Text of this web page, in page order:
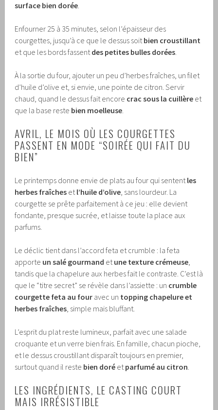
surface bien dorée.
Enfourner 25 à 35 minutes, selon l’épaisseur des
courgettes, jusqu’à ce que le dessus soitbien croustillant
et que les bords fassentdes petites bulles dorées.
À la sortie du four, ajouter un peu d’herbes fraîches, un filet
d’huile d’olive et, si envie, une pointe de citron. Servir
chaud, quand le dessus fait encore crac sous la cuillère et
que la base reste bien moelleuse.
AVRIL, LE MOIS OÙ LES COURGETTES
PASSENT EN MODE “SOIRÉE QUI FAIT DU
BIEN”
Le printemps donne envie de plats au four qui sententles
herbes fraîches etl’huile d’olive, sans lourdeur. La
courgette se prête parfaitement à ce jeu : elle devient
fondante, presque sucrée, et laisse toute la place aux
parfums.
Le déclic tient dans l’accord feta et crumble : la feta
apporte un salé gourmand etune texture crémeuse,
tandis que la chapelure aux herbes fait le contraste. C’est là
que le “titre secret” se révèle dans l’assiette : un crumble
courgette feta au four avec un topping chapelure et
herbes fraîches, simple mais bluffant.
L’esprit du plat reste lumineux, parfait avec une salade
croquante et un verre bien frais. En famille, chacun pioche,
et le dessus croustillant disparaît toujours en premier,
surtout quand il reste bien doré etparfumé au citron.
LES INGRÉDIENTS, LE CASTING COURT
MAIS IRRÉSISTIBLE